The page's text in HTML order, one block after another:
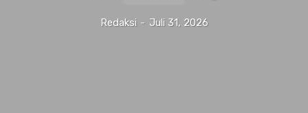
Redaksi - Juli 31, 2026